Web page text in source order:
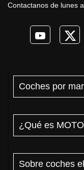
Contactanos de lunes
Coches por
¿Qué es
Sobre coches